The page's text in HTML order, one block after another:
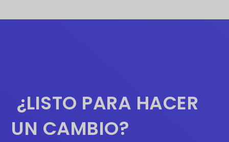
¿LISTO PARA HACER
UN CAMBIO?